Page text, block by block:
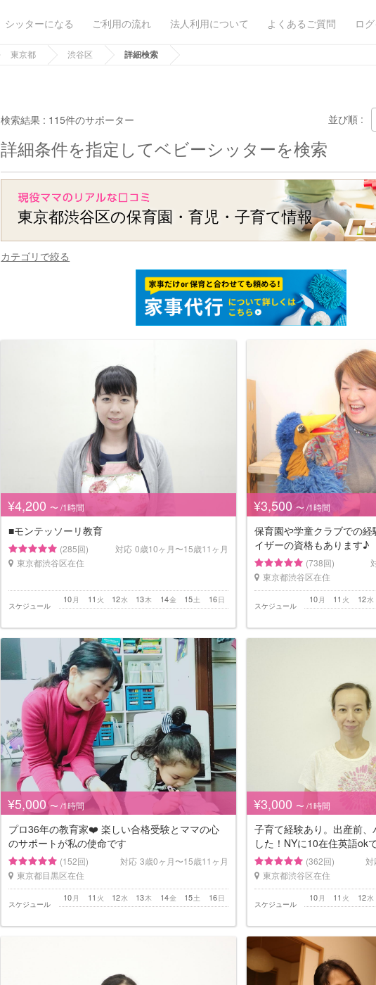
シッターになる ご利用の流れ 法人利用について よくあるご質問 ロ
東京都 渋谷区 詳細検索
検索結果 : 115件のサポーター 並び順 :
詳細条件を指定してベビーシッターを検索
東京都渋谷区の保育園・育児・子育て情報
カテゴリで絞る
¥4,200 〜 /1時間
■モンテッソーリ教育
(285回) 対応 0歳10ヶ月〜15歳11ヶ月
東京都渋谷区在住
スケジュール
月
10 火
11 水
12 木
13 金
14 土
15 日
16
¥3,500 〜 /1時間
保育園や学童クラブでの
イザーの資格もあります♪
(738回)
東京都渋谷区在住
スケジュール
月
10 火
11 水
12
¥5,000 〜 /1時間
プロ36年の教育家❤️ 楽しい合格受験とママの心
のサポートが私の使命です
(152回) 対応 3歳0ヶ月〜15歳11ヶ月
東京都目黒区在住
スケジュール
月
10 火
11 水
12 木
13 金
14 土
15 日
16
¥3,000 〜 /1時間
子育て経験あり。出産前、
した！NYに10在住英語ok
(362回) 対
東京都渋谷区在住
スケジュール
月
10 火
11 水
12